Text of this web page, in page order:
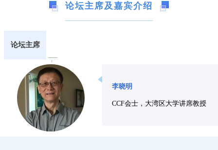
论坛主席及嘉宾介绍
论坛主席
李晓明
CCF会士，大湾区大学讲席教授